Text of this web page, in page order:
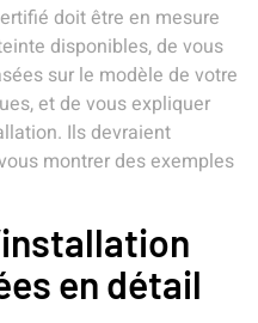
doit être en mesure
disponibles, de vous
sur le modèle de votre
et de vous expliquer
Ils devraient
montrer des exemples
en détail